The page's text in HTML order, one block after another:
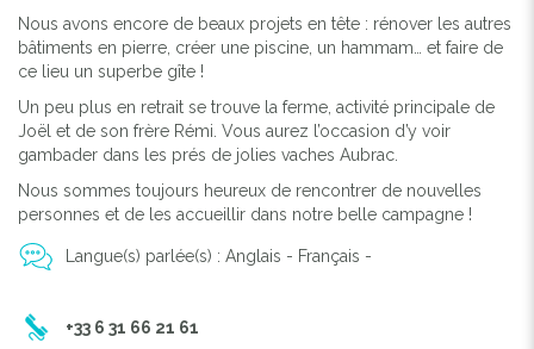
Nous avons encore de beaux projets en tête : rénover les autres
bâtiments en pierre, créer une piscine, un hammam… et faire de
ce lieu un superbe gîte !
Un peu plus en retrait se trouve la ferme, activité principale de
Joël et de son frère Rémi. Vous aurez l’occasion d’y voir
gambader dans les prés de jolies vaches Aubrac.
Nous sommes toujours heureux de rencontrer de nouvelles
personnes et de les accueillir dans notre belle campagne !
Langue(s) parlée(s) : Anglais - Français -
+33 6 31 66 21 61